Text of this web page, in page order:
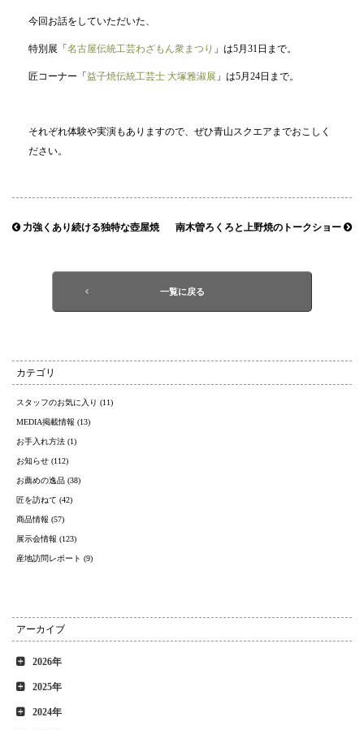
今回お話をしていただいた、
特別展「名古屋伝統工芸わざもん衆まつり 」は5月31日まで。
匠コーナー「益子焼伝統工芸士 大塚雅淑展 」は5月24日まで。
それぞれ体験や実演もありますので、ぜひ青山スクエアまでおこしく
ださい。
力強くあり続ける独特な壺屋焼 南木曽ろくろと上野焼のトークショー
一覧に戻る
カテゴリ
スタッフのお気に入り (11)
MEDIA掲載情報 (13)
お手入れ方法 (1)
お知らせ (112)
お薦めの逸品 (38)
匠を訪ねて (42)
商品情報 (57)
展示会情報 (123)
産地訪問レポート (9)
アーカイブ
2026年
2025年
2024年